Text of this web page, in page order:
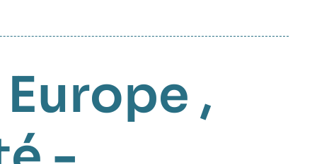
Europe ,